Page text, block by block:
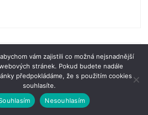
2026 at 11:29s Odpovědět
vám zajistili co možná nejsnadnější
stránek. Pokud budete nadále
předpokládáme, že s použitím cookies
souhlasíte.
Nesouhlasím